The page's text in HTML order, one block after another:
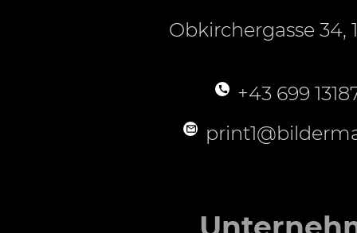
Obkirchergasse 34,
+43 699